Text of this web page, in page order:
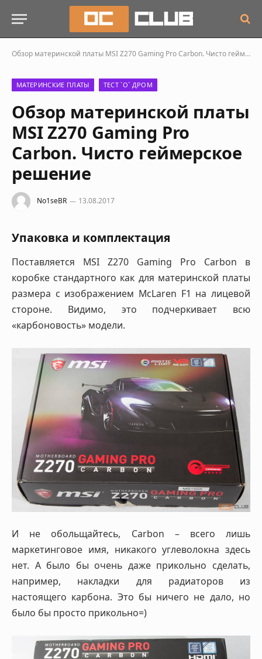
Обзор материнской платы MSI Z270 Gaming Pro Carbon. Чисто геймерское решение
МАТЕРИНСКИЕ ПЛАТЫ ТЕСТ `О` ДРОМ
Обзор материнской платы
MSI Z270 Gaming Pro
Carbon. Чисто геймерское
решение
No1seBR 13.08.2017
Упаковка и комплектация
Поставляется MSI Z270 Gaming Pro Carbon в
коробке стандартного как для материнской платы
размера с изображением McLaren F1 на лицевой
стороне. Видимо, это подчеркивает всю
«карбоновость» модели.
И не обольщайтесь, Carbon – всего лишь
маркетинговое имя, никакого углеволокна здесь
нет. А было бы очень даже прикольно сделать,
например, накладки для радиаторов из
настоящего карбона. Это бы ничего не дало, но
было бы просто прикольно=)